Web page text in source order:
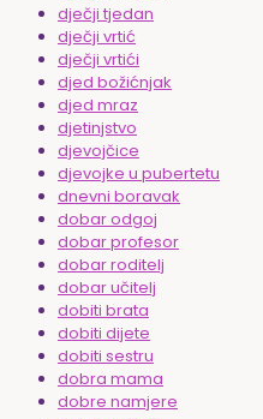
dječji tjedan
dječji vrtić
dječji vrtići
djed božićnjak
djed mraz
djetinjstvo
djevojčice
djevojke u pubertetu
dnevni boravak
dobar odgoj
dobar profesor
dobar roditelj
dobar učitelj
dobiti brata
dobiti dijete
dobiti sestru
dobra mama
dobre namjere